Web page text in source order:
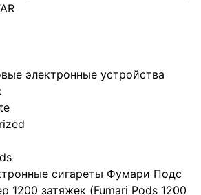
электронные устройства
сигареты Фумари Подс
1200 затяжек (Fumari Pods 1200